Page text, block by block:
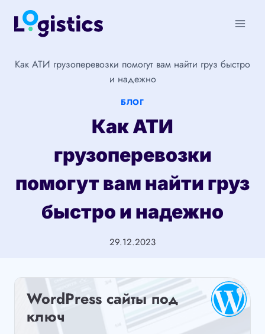
Перейти
Как АТИ грузоперевозки помогут вам найти груз быстро
и надежно
БЛОГ
Как АТИ
грузоперевозки
помогут вам найти груз
быстро и надежно
29.12.2023
WordPress сайты под
ключ